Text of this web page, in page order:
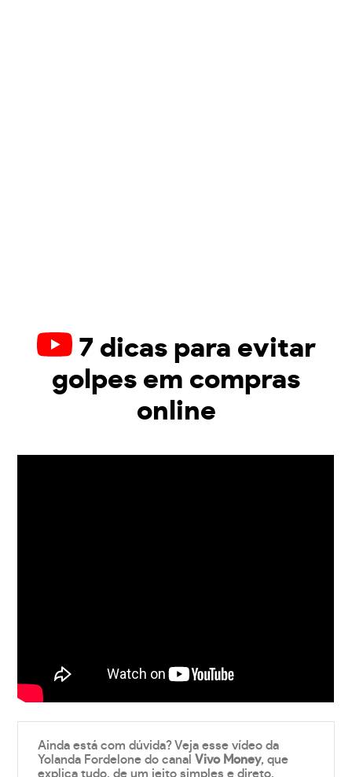
7 dicas para evitar
golpes em compras
online
Ainda está com dúvida? Veja esse vídeo da
Yolanda Fordelone do canalVivo Money, que
explica tudo, de um jeito simples e direto.